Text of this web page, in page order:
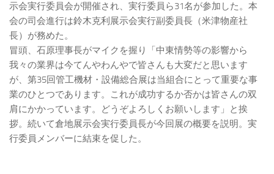
示会実行委員会が開催され、実行委員ら31名が参加した。本
会の司会進行は鈴木克利展示会実行副委員長（米津物産社
長）が務めた。
冒頭、石原理事長がマイクを握り「中東情勢等の影響から
我々の業界は今てんやわんやで皆さんも大変だと思います
が、第35回管工機材・設備総合展は当組合にとって重要な事
業のひとつであります。これが成功するか否かは皆さんの双
肩にかかっています。どうぞよろしくお願いします」と挨
拶。続いて倉地展示会実行委員長が今回展の概要を説明。実
行委員メンバーに結束を促した。